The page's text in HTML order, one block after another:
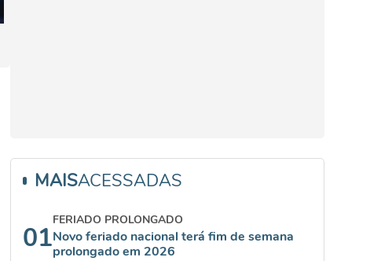
MAISACESSADAS
01
FERIADO PROLONGADO
Novo feriado nacional terá fim de semana
prolongado em 2026